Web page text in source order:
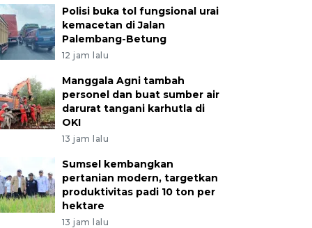
Polisi buka tol fungsional urai
kemacetan di Jalan
Palembang-Betung
12 jam lalu
Manggala Agni tambah
personel dan buat sumber air
darurat tangani karhutla di
OKI
13 jam lalu
Sumsel kembangkan
pertanian modern, targetkan
produktivitas padi 10 ton per
hektare
13 jam lalu